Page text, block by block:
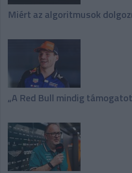
Miért az algoritmusok
„A Red Bull mindig